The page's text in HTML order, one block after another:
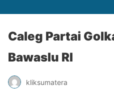
Caleg Partai
Bawaslu RI
kliksumatera